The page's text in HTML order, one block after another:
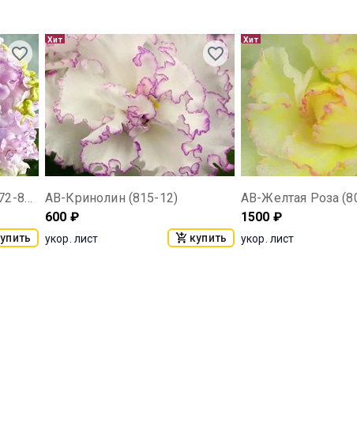
АВ-Весна за Окошком (872-823)
Хит
АВ-Кринолин (815-12)
600 ₽
укор. лист купить
Хит
АВ-Желтая Роза
1500 ₽
укор. лист